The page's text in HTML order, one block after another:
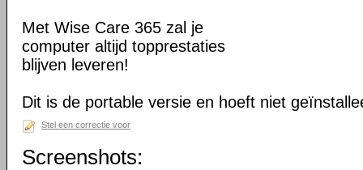
Met Wise Care 365 zal je
computer altijd topprestaties
blijven leveren!
Dit is de portable versie en hoeft niet
Stel een correctie voor
Screenshots: